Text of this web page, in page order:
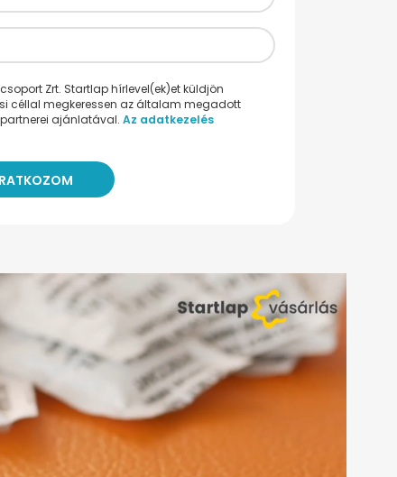
Zrt. Startlap hírlevel(ek)et küldjön
céllal megkeressen az általam megadott
ajánlatával. Az adatkezelés